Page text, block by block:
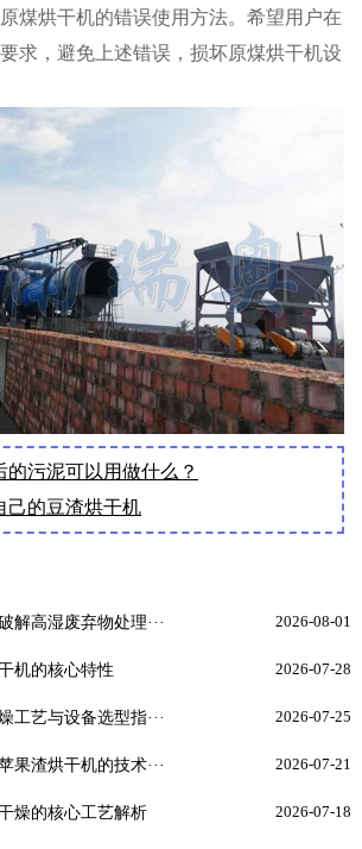
烘干机的错误使用方法。希望用户在
求，避免上述错误，损坏原煤烘干机设
污泥可以用做什么？
己的豆渣烘干机
解高湿废弃物处理··· 2026-08-01
机的核心特性 2026-07-28
工艺与设备选型指··· 2026-07-25
果渣烘干机的技术··· 2026-07-21
燥的核心工艺解析 2026-07-18